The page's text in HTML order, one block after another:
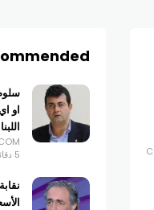
او
5 دقائق AGO